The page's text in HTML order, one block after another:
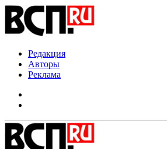
Редакция
Авторы
Реклама